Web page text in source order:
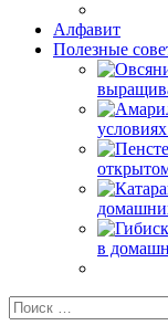
Алфавит
Полезные
в